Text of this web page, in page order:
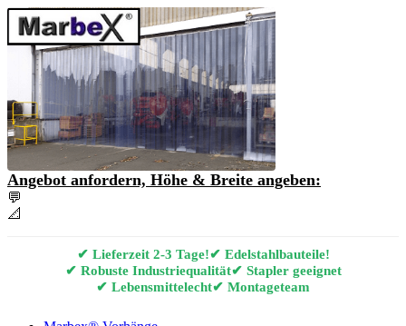
Angebot anfordern, Höhe & Breite angeben:
💬
📐
✔ Lieferzeit 2-3 Tage!✔ Edelstahlbauteile!
✔ Robuste Industriequalität✔ Stapler geeignet
✔ Lebensmittelecht✔ Montageteam